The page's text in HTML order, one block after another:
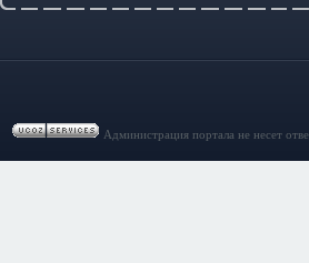
Администрация портала не несет